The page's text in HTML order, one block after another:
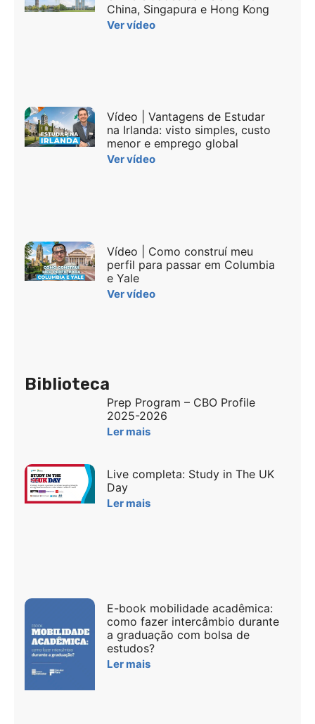
China, Singapura e Hong Kong
Ver vídeo
Vídeo | Vantagens de Estudar
na Irlanda: visto simples, custo
menor e emprego global
Ver vídeo
Vídeo | Como construí meu
perfil para passar em Columbia
e Yale
Ver vídeo
Biblioteca
Prep Program – CBO Profile
2025-2026
Ler mais
Live completa: Study in The UK
Day
Ler mais
E-book mobilidade acadêmica:
como fazer intercâmbio durante
a graduação com bolsa de
estudos?
Ler mais